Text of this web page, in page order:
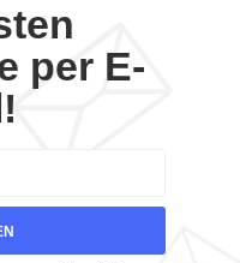
per E-